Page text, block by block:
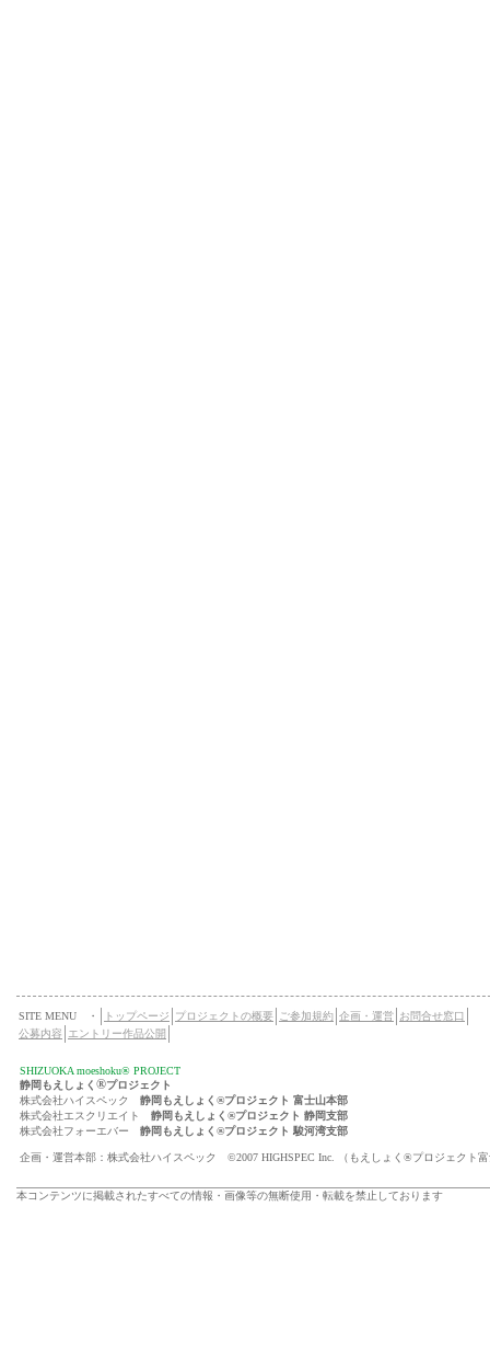
SITE MENU ・ トップページ プロジェクトの概要 ご参加規約 企画・運営 お問合せ窓口
公募内容
エントリー作品公開
SHIZUOKA moeshoku® PROJECT
静岡もえしょく ®プロジェクト
株式会社ハイスペック 静岡もえしょく®プロジェクト 富士山本部
株式会社エスクリエイト 静岡もえしょく®プロジェクト 静岡支部
株式会社フォーエバー 静岡もえしょく®プロジェクト 駿河湾支部
企画・運営本部：株式会社ハイスペック ©2007 HIGHSPEC Inc. （もえしょく®プロジェクト
本コンテンツに掲載されたすべての情報・画像等の無断使用・転載を禁止しております